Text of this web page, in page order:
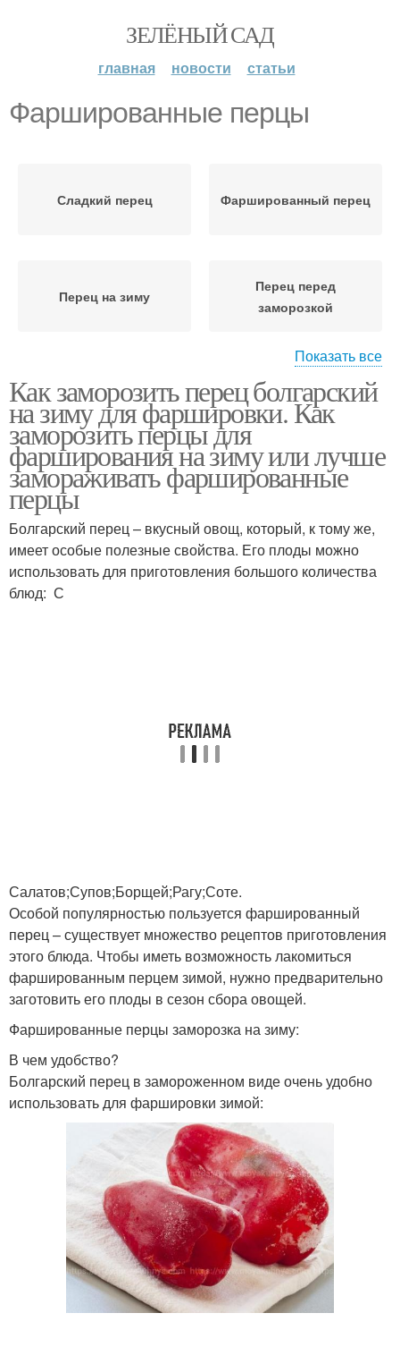
ЗЕЛЁНЫЙ САД
главная новости статьи
Фаршированные перцы
Сладкий перец Фаршированный перец
Перец на зиму
Перец перед
заморозкой
Перец для заморозки Болгарский перец
Перец в целом виде Перец для заготовки
Перцы на зиму
Перец без
Свежий перец
Показать все
Как заморозить перец болгарский
на зиму для фаршировки. Как
заморозить перцы для
фарширования на зиму или лучше
замораживать фаршированные
перцы
Болгарский перец – вкусный овощ, который, к тому же,
имеет особые полезные свойства. Его плоды можно
использовать для приготовления большого количества
блюд: С
Салатов;Супов;Борщей;Рагу;Соте.
Особой популярностью пользуется фаршированный
перец – существует множество рецептов приготовления
этого блюда. Чтобы иметь возможность лакомиться
фаршированным перцем зимой, нужно предварительно
заготовить его плоды в сезон сбора овощей.
Фаршированные перцы заморозка на зиму:
В чем удобство?
Болгарский перец в замороженном виде очень удобно
использовать для фаршировки зимой: